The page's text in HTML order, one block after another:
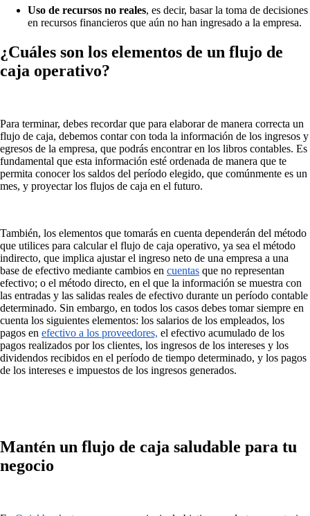
Uso de recursos no reales, es decir, basar la toma de decisiones
en recursos financieros que aún no han ingresado a la empresa.
¿Cuáles son los elementos de un flujo de
caja operativo?
Para terminar, debes recordar que para elaborar de manera correcta un
flujo de caja, debemos contar con toda la información de los ingresos y
egresos de la empresa, que podrás encontrar en los libros contables. Es
fundamental que esta información esté ordenada de manera que te
permita conocer los saldos del período elegido, que comúnmente es un
mes, y proyectar los flujos de caja en el futuro.
También, los elementos que tomarás en cuenta dependerán del método
que utilices para calcular el flujo de caja operativo, ya sea el método
indirecto, que implica ajustar el ingreso neto de una empresa a una
base de efectivo mediante cambios en cuentas que no representan
efectivo; o el método directo, en el que la información se muestra con
las entradas y las salidas reales de efectivo durante un período contable
determinado. Sin embargo, en todos los casos debes tomar siempre en
cuenta los siguientes elementos: los salarios de los empleados, los
pagos en efectivo a los proveedores, el efectivo acumulado de los
pagos realizados por los clientes, los ingresos de los intereses y los
dividendos recibidos en el período de tiempo determinado, y los pagos
de los intereses e impuestos de los ingresos generados.
Mantén un flujo de caja saludable para tu
negocio